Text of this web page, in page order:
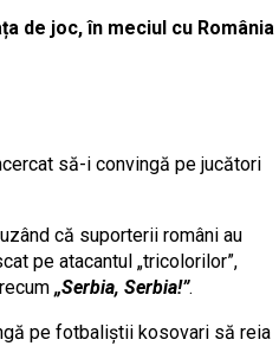
de joc, în meciul cu România
să-i convingă pe jucători
că suporterii români au
pe atacantul „tricolorilor”,
„Serbia, Serbia!”.
pe fotbaliștii kosovari să reia